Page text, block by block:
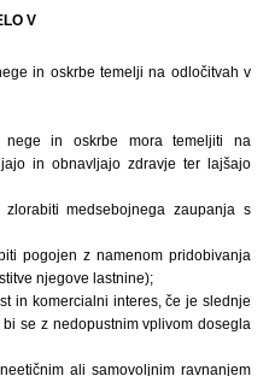
V
in oskrbe temelji na odločitvah v
nege in oskrbe mora temeljiti na
in obnavljajo zdravje ter lajšajo
medsebojnega zaupanja s
pogojen z namenom pridobivanja
njegove lastnine);
in komercialni interes, če je slednje
se z nedopustnim vplivom dosegla
ali samovoljnim ravnanjem